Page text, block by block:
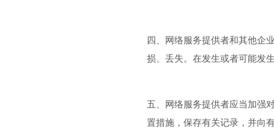
四、网络服务提供者和其他企
损、丢失。在发生或者可能发
五、网络服务提供者应当加强
置措施，保存有关记录，并向